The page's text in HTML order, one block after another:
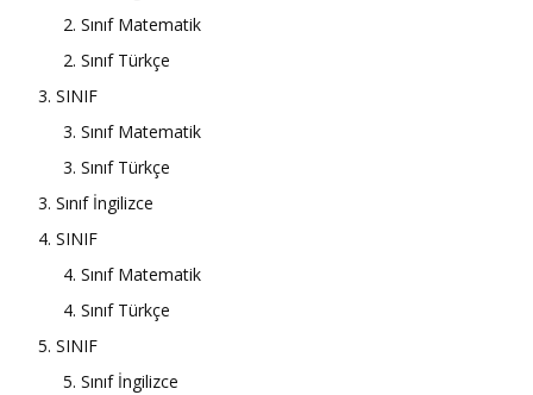
2. Sınıf Matematik
2. Sınıf Türkçe
3. SINIF
3. Sınıf Matematik
3. Sınıf Türkçe
3. Sınıf İngilizce
4. SINIF
4. Sınıf Matematik
4. Sınıf Türkçe
5. SINIF
5. Sınıf İngilizce